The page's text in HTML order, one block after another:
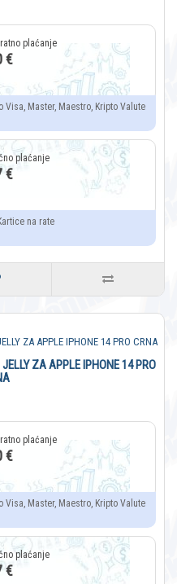
€
Visa, Master, Maestro, Kripto Valute
€
na rate
ZA APPLE IPHONE 14 PRO
€
Visa, Master, Maestro, Kripto Valute
€